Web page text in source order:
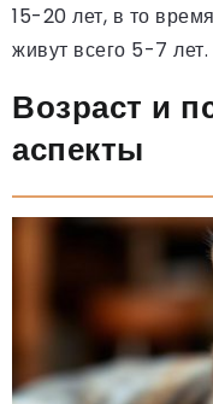
15-20 лет, в то
живут всего 5-7 лет.
Возраст и
аспекты